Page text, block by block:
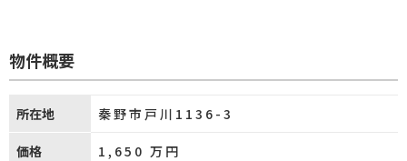
物件概要
所在地 秦野市戸川1136-3
価格 1,650 万円